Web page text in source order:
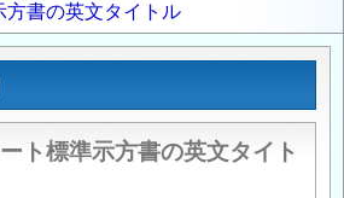
方書の英文タイトル
ト標準示方書の英文タイト